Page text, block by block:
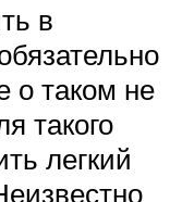
в
о таком не
такого
легкий